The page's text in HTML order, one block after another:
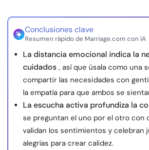
Conclusiones clave
Resumen rápido de Marriage.com con IA
La distancia emocional indica la
cuidados , así que úsala como una
compartir las necesidades con
la empatía para que ambos se
La escucha activa profundiza la
se preguntan el uno por el otro con
validan los sentimientos y celebran
alegrías para crear calidez.